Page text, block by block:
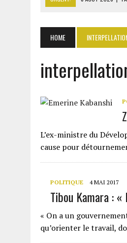
8 AOÛT 2026 | ANSAR ALLAH
8 AOÛT 2026
L’UNIVERSITÉ
HOME
L’ex-ministre du
cause pour
POLITIQUE 4 MAI 2017
Tibou Kamara :
« On a un
qu’orienter le travail,